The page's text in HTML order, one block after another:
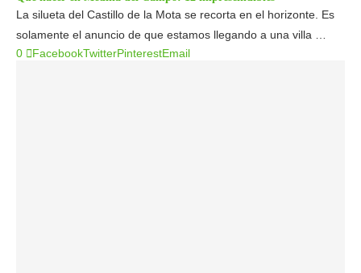
La silueta del Castillo de la Mota se recorta en el horizonte. Es
solamente el anuncio de que estamos llegando a una villa …
0
FacebookTwitterPinterestEmail